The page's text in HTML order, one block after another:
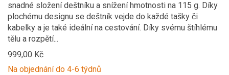
snadné složení deštníku a snížení hmotnosti na 115 g. Díky
plochému designu se deštník vejde do každé tašky či
kabelky a je také ideální na cestování. Díky svému štíhlému
tělu a rozpětí...
999,00 Kč
Na objednání do 4-6 týdnů